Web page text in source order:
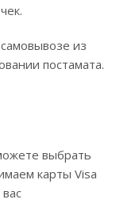
из
постамата.
выбрать
карты Visa